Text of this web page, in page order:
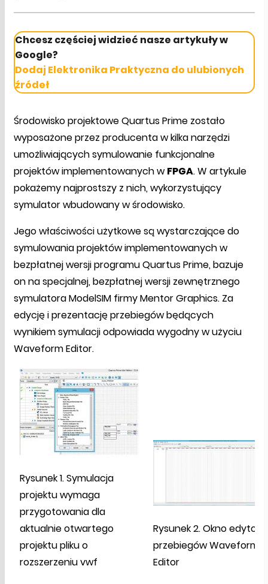
Chcesz częściej widzieć nasze artykuły w
Google?
Dodaj Elektronika Praktyczna do ulubionych
źródeł
Środowisko projektowe Quartus Prime zostało
wyposażone przez producenta w kilka narzędzi
umożliwiających symulowanie funkcjonalne
projektów implementowanych wFPGA. W artykule
pokażemy najprostszy z nich, wykorzystujący
symulator wbudowany w środowisko.
Jego właściwości użytkowe są wystarczające do
symulowania projektów implementowanych w
bezpłatnej wersji programu Quartus Prime, bazuje
on na specjalnej, bezpłatnej wersji zewnętrznego
symulatora ModelSIM firmy Mentor Graphics. Za
edycję i prezentację przebiegów będących
wynikiem symulacji odpowiada wygodny w użyciu
Waveform Editor.
Rysunek 1. Symulacja
projektu wymaga
przygotowania dla
aktualnie otwartego
projektu pliku o
rozszerzeniu vwf
Rysunek 2. Okno edytora
przebiegów Waveform
Editor